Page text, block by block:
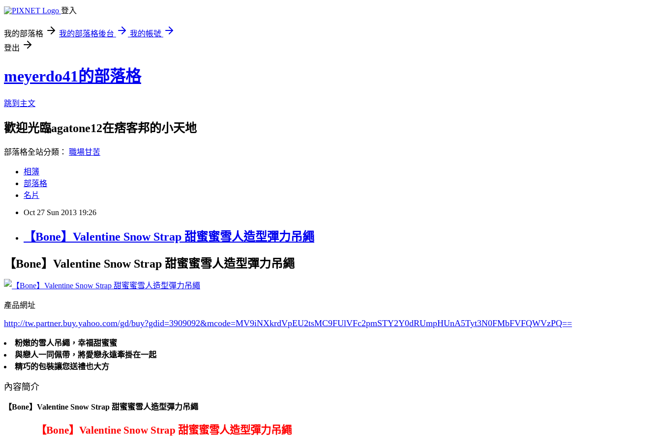
登入
我的部落格 我的部落格後台
我的帳號
登出
meyerdo41的部落格
跳到主文
歡迎光臨agatone12在痞客邦的小天地
部落格全站分類： 職場甘苦
相簿
部落格
名片
Oct 27 Sun 2013 19:26
【Bone】Valentine Snow Strap 甜蜜蜜雪人造型彈力吊繩
【Bone】Valentine Snow Strap 甜蜜蜜雪人造型彈力吊繩
產品網址
http://tw.partner.buy.yahoo.com/gd/buy?gdid=3909092&mcode=MV9iNXkrdVpEU2tsMC9FUlVFc2pmSTY2Y0dRUmpHUnA5Tyt3N0FMbFVFQWVzPQ==
粉嫩的雪人吊繩，幸福甜蜜蜜
與戀人一同佩帶，將愛戀永遠牽掛在一起
精巧的包裝讓您送禮也大方
內容簡介
【Bone】Valentine Snow Strap 甜蜜蜜雪人造型彈力吊繩
【Bone】Valentine Snow Strap 甜蜜蜜雪人造型彈力吊繩